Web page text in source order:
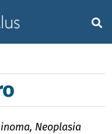
Neoplasia